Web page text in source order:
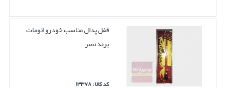
قفل پدال مناسب خودرو اتومات
برند نصر
کد کالا : ۱۳۳۷۸